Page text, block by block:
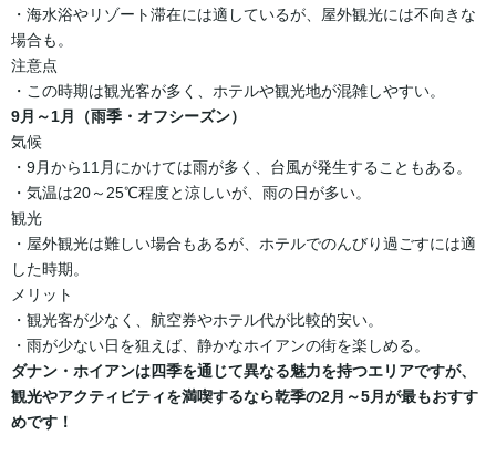
・海水浴やリゾート滞在には適しているが、屋外観光には不向きな
場合も。
注意点
・この時期は観光客が多く、ホテルや観光地が混雑しやすい。
9月～1月（雨季・オフシーズン）
気候
・9月から11月にかけては雨が多く、台風が発生することもある。
・気温は20～25℃程度と涼しいが、雨の日が多い。
観光
・屋外観光は難しい場合もあるが、ホテルでのんびり過ごすには適
した時期。
メリット
・観光客が少なく、航空券やホテル代が比較的安い。
・雨が少ない日を狙えば、静かなホイアンの街を楽しめる。
ダナン・ホイアンは四季を通じて異なる魅力を持つエリアですが、
観光やアクティビティを満喫するなら乾季の2月～5月が最もおすす
めです！